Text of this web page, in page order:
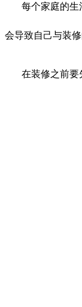
每个家庭的生
会导致自己与装
在装修之前要